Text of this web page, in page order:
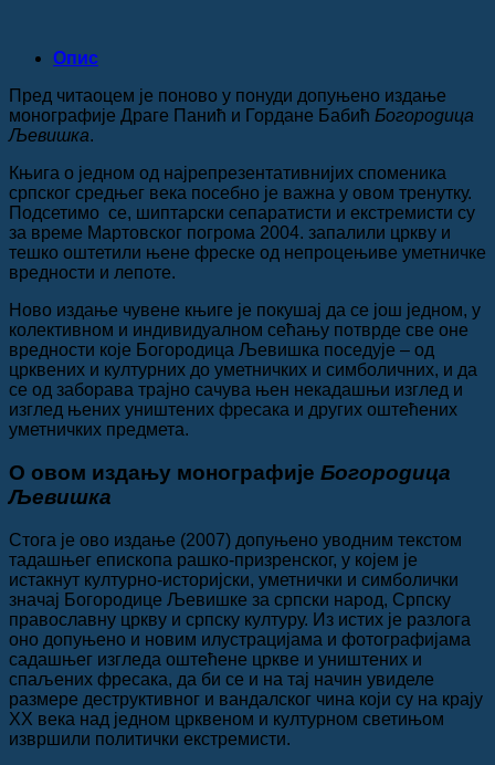
Опис
Пред читаоцем је поново у понуди допуњено издање
монографије Драге Панић и Гордане Бабић Богородица
Љевишка.
Књига о једном од најрепрезентативнијих споменика
српског средњег века посебно је важна у овом тренутку.
Подсетимо се, шиптарски сепаратисти и екстремисти су
за време Мартовског погрома 2004. запалили цркву и
тешко оштетили њене фреске од непроцењиве уметничке
вредности и лепоте.
Ново издање чувене књиге је покушај да се још једном, у
колективном и индивидуалном сећању потврде све оне
вредности које Богородица Љевишка поседује – од
црквених и културних до уметничких и симболичних, и да
се од заборава трајно сачува њен некадашњи изглед и
изглед њених уништених фресака и других оштећених
уметничких предмета.
О овом издању монографије Богородица
Љевишка
Стога је ово издање (2007) допуњено уводним текстом
тадашњег епископа рашко-призренског, у којем је
истакнут културно-историјски, уметнички и симболички
значај Богородице Љевишке за српски народ, Српску
православну цркву и српску културу. Из истих је разлога
оно допуњено и новим илустрацијама и фотографијама
садашњег изгледа оштећене цркве и уништених и
спаљених фресака, да би се и на тај начин увиделе
размере деструктивног и вандалског чина који су на крају
XX века над једном црквеном и културном светињом
извршили политички екстремисти.